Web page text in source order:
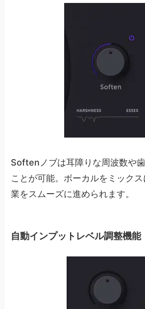
Softenノブは耳障りな周波数や
ことが可能。ボーカルをミック
業をスムーズに進められます。
自動インプットレベル調整機能